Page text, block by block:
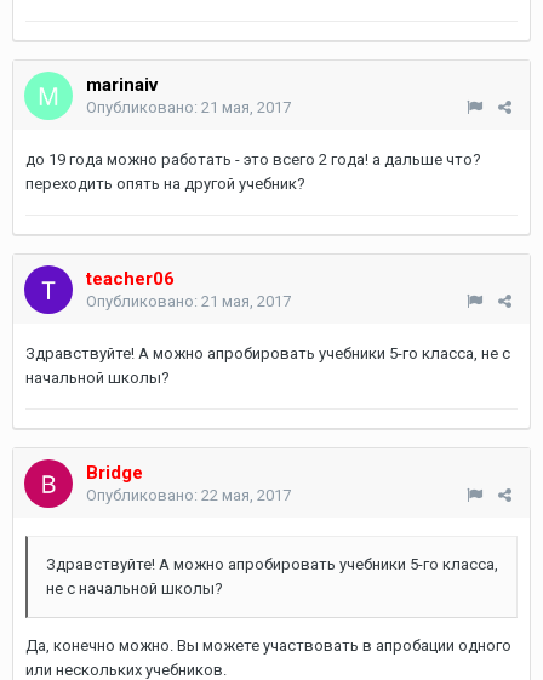
marinaiv
Опубликовано: 21 мая, 2017
до 19 года можно работать - это всего 2 года! а дальше что?
переходить опять на другой учебник?
teacher06
Опубликовано: 21 мая, 2017
Здравствуйте! А можно апробировать учебники 5-го класса, не с
начальной школы?
Bridge
Опубликовано: 22 мая, 2017
Здравствуйте! А можно апробировать учебники 5-го класса,
не с начальной школы?
Да, конечно можно. Вы можете участвовать в апробации одного
или нескольких учебников.